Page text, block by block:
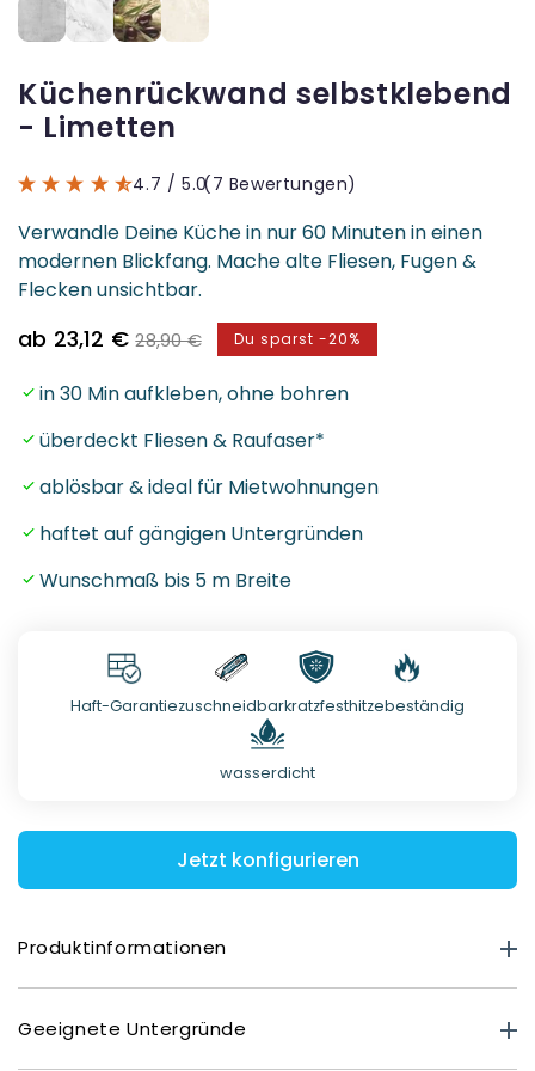
Küchenrückwand selbstklebend
- Limetten
4.7 / 5.0(7 Bewertungen)
Verwandle Deine Küche in nur 60 Minuten in einen
modernen Blickfang. Mache alte Fliesen, Fugen &
Flecken unsichtbar.
Verkaufspreis
ab 23,12 € Normaler
28,90 € Du sparst -20%
in 30 Min aufkleben, ohne bohren
überdeckt Fliesen & Raufaser*
ablösbar & ideal für Mietwohnungen
haftet auf gängigen Untergründen
Wunschmaß bis 5 m Breite
Haft-Garantiezuschneidbarkratzfesthitzebeständig
wasserdicht
Jetzt konfigurieren
Produktinformationen
Premium Matt: 0,40 mm
Deluxe Glasoptik: 0,80 mm
Geeignete Untergründe